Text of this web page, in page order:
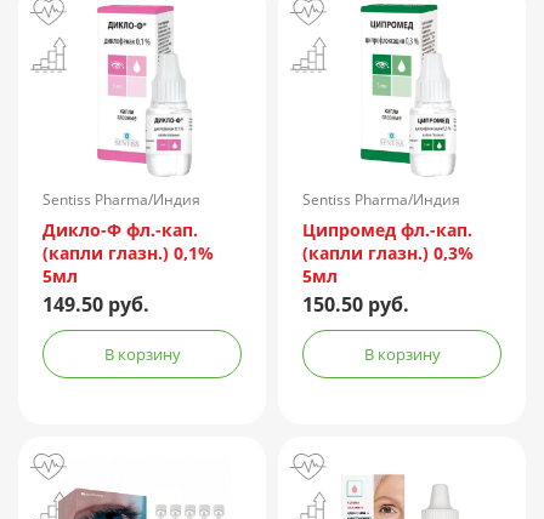
Sentiss Pharma/Индия
Дикло-Ф фл.-кап.
(капли глазн.) 0,1%
5мл
149.50 руб.
В корзину
Sentiss Pharma/Индия
Ципромед фл.-кап.
(капли глазн.) 0,3%
5мл
150.50 руб.
В корзину